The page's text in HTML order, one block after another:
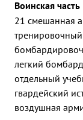
Воинская часть
21 смешанная
легкий
отдельный
гвардейский
воздушная